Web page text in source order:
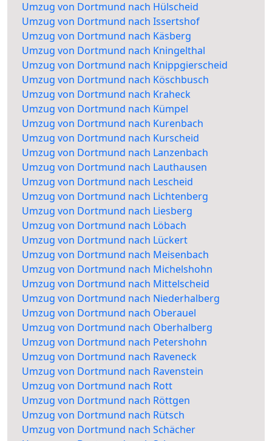
Umzug von Dortmund nach Hülscheid
Umzug von Dortmund nach Issertshof
Umzug von Dortmund nach Käsberg
Umzug von Dortmund nach Kningelthal
Umzug von Dortmund nach Knippgierscheid
Umzug von Dortmund nach Köschbusch
Umzug von Dortmund nach Kraheck
Umzug von Dortmund nach Kümpel
Umzug von Dortmund nach Kurenbach
Umzug von Dortmund nach Kurscheid
Umzug von Dortmund nach Lanzenbach
Umzug von Dortmund nach Lauthausen
Umzug von Dortmund nach Lescheid
Umzug von Dortmund nach Lichtenberg
Umzug von Dortmund nach Liesberg
Umzug von Dortmund nach Löbach
Umzug von Dortmund nach Lückert
Umzug von Dortmund nach Meisenbach
Umzug von Dortmund nach Michelshohn
Umzug von Dortmund nach Mittelscheid
Umzug von Dortmund nach Niederhalberg
Umzug von Dortmund nach Oberauel
Umzug von Dortmund nach Oberhalberg
Umzug von Dortmund nach Petershohn
Umzug von Dortmund nach Raveneck
Umzug von Dortmund nach Ravenstein
Umzug von Dortmund nach Rott
Umzug von Dortmund nach Röttgen
Umzug von Dortmund nach Rütsch
Umzug von Dortmund nach Schächer